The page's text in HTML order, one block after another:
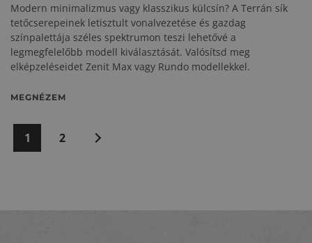
Modern minimalizmus vagy klasszikus külcsín? A Terrán sík
tetőcserepeinek letisztult vonalvezetése és gazdag
színpalettája széles spektrumon teszi lehetővé a
legmegfelelőbb modell kiválasztását. Valósítsd meg
elképzeléseidet Zenit Max vagy Rundo modellekkel.
MEGNÉZEM
Bejegyzések
lapozása
1 2 Következő